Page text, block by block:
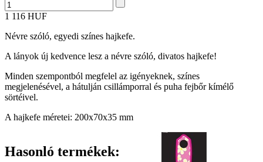
1 116 HUF
Névre szóló, egyedi színes hajkefe.
A lányok új kedvence lesz a névre szóló, divatos hajkefe!
Minden szempontból megfelel az igényeknek, színes
megjelenésével, a hátulján csillámporral és puha fejbőr kímélő
sörtéivel.
A hajkefe méretei: 200x70x35 mm
Hasonló termékek: